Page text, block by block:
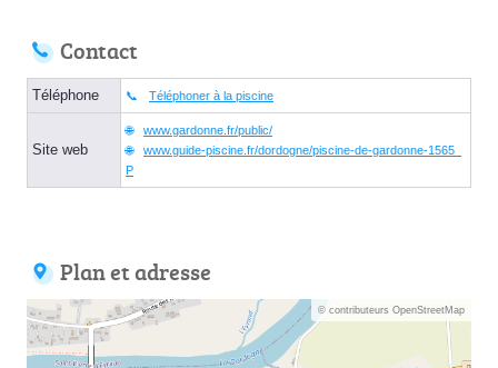
Contact
Téléphone Téléphoner à la piscine
Site web
www.gardonne.fr/public/
www.guide-piscine.fr/dordogne/piscine-de-gardonne-1565_
P
Plan et adresse
© contributeurs OpenStreetMap